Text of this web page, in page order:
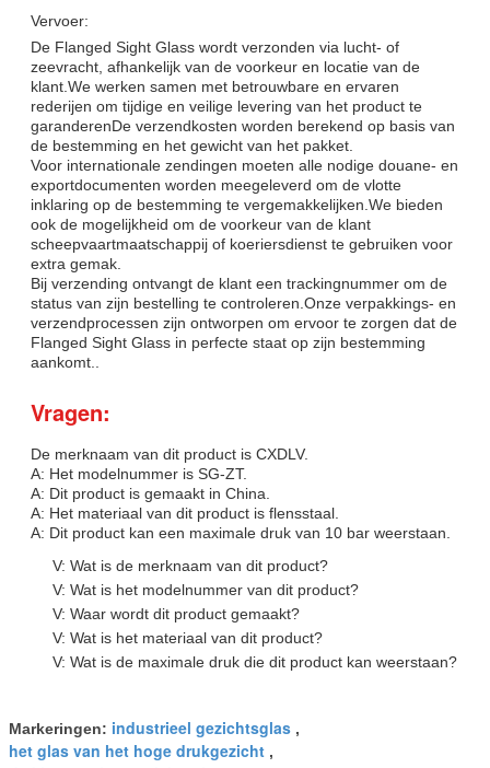
Vervoer:
De Flanged Sight Glass wordt verzonden via lucht- of
zeevracht, afhankelijk van de voorkeur en locatie van de
klant.We werken samen met betrouwbare en ervaren
rederijen om tijdige en veilige levering van het product te
garanderenDe verzendkosten worden berekend op basis van
de bestemming en het gewicht van het pakket.
Voor internationale zendingen moeten alle nodige douane- en
exportdocumenten worden meegeleverd om de vlotte
inklaring op de bestemming te vergemakkelijken.We bieden
ook de mogelijkheid om de voorkeur van de klant
scheepvaartmaatschappij of koeriersdienst te gebruiken voor
extra gemak.
Bij verzending ontvangt de klant een trackingnummer om de
status van zijn bestelling te controleren.Onze verpakkings- en
verzendprocessen zijn ontworpen om ervoor te zorgen dat de
Flanged Sight Glass in perfecte staat op zijn bestemming
aankomt..
Vragen:
De merknaam van dit product is CXDLV.
A: Het modelnummer is SG-ZT.
A: Dit product is gemaakt in China.
A: Het materiaal van dit product is flensstaal.
A: Dit product kan een maximale druk van 10 bar weerstaan.
V: Wat is de merknaam van dit product?
V: Wat is het modelnummer van dit product?
V: Waar wordt dit product gemaakt?
V: Wat is het materiaal van dit product?
V: Wat is de maximale druk die dit product kan weerstaan?
Markeringen: industrieel gezichtsglas ,
het glas van het hoge drukgezicht ,